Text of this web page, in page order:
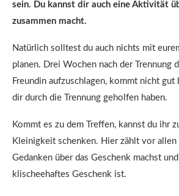
sein. Du kannst dir auch eine Aktivität
zusammen macht.
Natürlich solltest du auch nichts mit
planen. Drei Wochen nach der Trennung
Freundin aufzuschlagen, kommt nicht gut
dir durch die Trennung geholfen haben.
Kommt es zu dem Treffen, kannst du ihr
Kleinigkeit schenken. Hier zählt vor allen
Gedanken über das Geschenk machst
klischeehaftes Geschenk ist.